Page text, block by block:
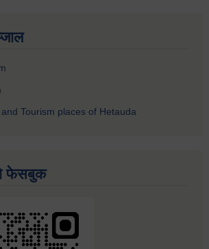
Tourism places of Hetauda
फेसबुक